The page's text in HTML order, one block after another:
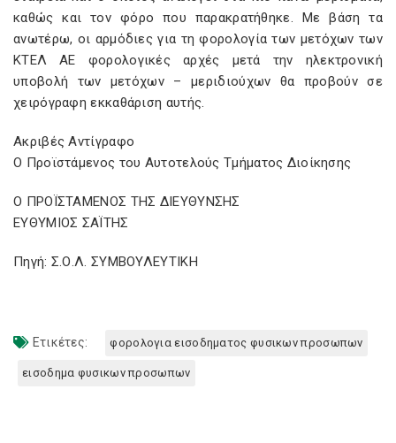
καθώς και τον φόρο που παρακρατήθηκε. Με βάση τα
ανωτέρω, οι αρμόδιες για τη φορολογία των μετόχων των
ΚΤΕΛ ΑΕ φορολογικές αρχές μετά την ηλεκτρονική
υποβολή των μετόχων – μεριδιούχων θα προβούν σε
χειρόγραφη εκκαθάριση αυτής.
Ακριβές Αντίγραφο
Ο Προϊστάμενος του Αυτοτελούς Τμήματος Διοίκησης
Ο ΠΡΟΪΣΤΑΜΕΝΟΣ ΤΗΣ ΔΙΕΥΘΥΝΣΗΣ
ΕΥΘΥΜΙΟΣ ΣΑΪΤΗΣ
Πηγή: Σ.Ο.Λ. ΣΥΜΒΟΥΛΕΥΤΙΚΗ
Ετικέτες: φορολογια εισοδηματος φυσικων προσωπων
εισοδημα φυσικων προσωπων